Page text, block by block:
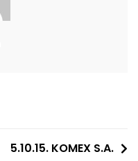
5.10.15. KOMEX S.A.